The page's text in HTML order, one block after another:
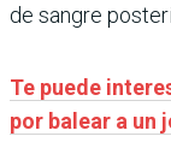
de sangre
Te puede
por balear a un